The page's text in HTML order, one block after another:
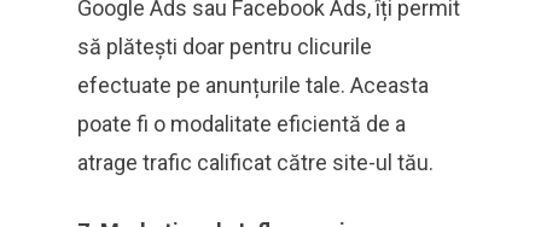
Google Ads sau Facebook Ads, îți permit
să plătești doar pentru clicurile
efectuate pe anunțurile tale. Aceasta
poate fi o modalitate eficientă de a
atrage trafic calificat către site-ul tău.